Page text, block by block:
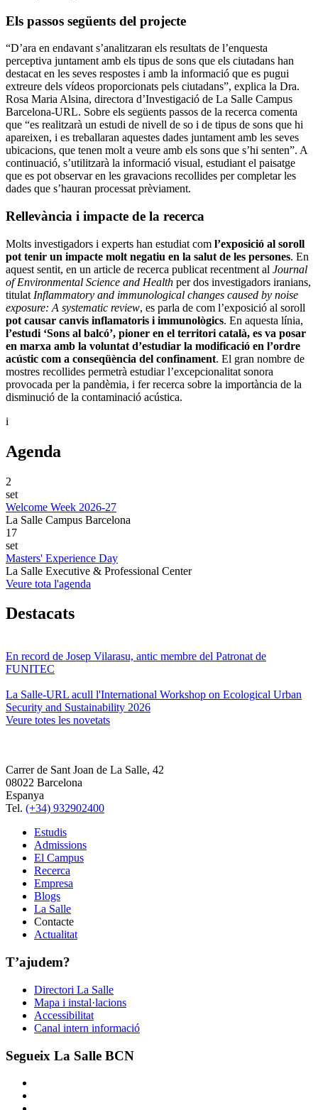
Els passos següents del projecte
“D’ara en endavant s’analitzaran els resultats de l’enquesta
perceptiva juntament amb els tipus de sons que els ciutadans han
destacat en les seves respostes i amb la informació que es pugui
extreure dels vídeos proporcionats pels ciutadans”, explica la Dra.
Rosa Maria Alsina, directora d’Investigació de La Salle Campus
Barcelona-URL. Sobre els següents passos de la recerca comenta
que “es realitzarà un estudi de nivell de so i de tipus de sons que hi
apareixen, i es treballaran aquestes dades juntament amb les seves
ubicacions, que tenen molt a veure amb els sons que s’hi senten”. A
continuació, s’utilitzarà la informació visual, estudiant el paisatge
que es pot observar en les gravacions recollides per completar les
dades que s’hauran processat prèviament.
Rellevància i impacte de la recerca
Molts investigadors i experts han estudiat com l’exposició al soroll
pot tenir un impacte molt negatiu en la salut de les persones. En
aquest sentit, en un article de recerca publicat recentment al Journal
of Environmental Science and Health per dos investigadors iranians,
titulat Inflammatory and immunological changes caused by noise
exposure: A systematic review, es parla de com l’exposició al soroll
pot causar canvis inflamatoris i immunològics. En aquesta línia,
l’estudi ‘Sons al balcó’, pioner en el territori català, es va posar
en marxa amb la voluntat d’estudiar la modificació en l’ordre
acústic com a conseqüència del confinament. El gran nombre de
mostres recollides permetrà estudiar l’excepcionalitat sonora
provocada per la pandèmia, i fer recerca sobre la importància de la
disminució de la contaminació acústica.
i
Agenda
2
set
Welcome Week 2026-27
La Salle Campus Barcelona
17
set
Masters' Experience Day
La Salle Executive & Professional Center
Veure tota l'agenda
Destacats
En record de Josep Vilarasu, antic membre del Patronat de
FUNITEC
La Salle-URL acull l'International Workshop on Ecological Urban
Security and Sustainability 2026
Veure totes les novetats
Carrer de Sant Joan de La Salle, 42
08022 Barcelona
Espanya
Tel. (+34) 932902400
Estudis
Admissions
El Campus
Recerca
Empresa
Blogs
La Salle
Contacte
Actualitat
T’ajudem?
Directori La Salle
Mapa i instal·lacions
Accessibilitat
Canal intern informació
Segueix La Salle BCN